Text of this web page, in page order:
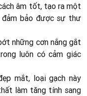
âm tốt, tạo ra một
đảm bảo được sự thư
những cơn nắng gắt
luôn có cảm giác
mắt, loại gạch này
làm tăng tính sang